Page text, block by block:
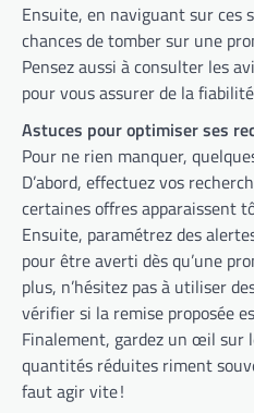
Ensuite, en naviguant sur ces
chances de tomber sur une
Pensez aussi à consulter les
pour vous assurer de la
Astuces pour optimiser ses
Pour ne rien manquer,
D’abord, effectuez vos
certaines offres apparaissent
Ensuite, paramétrez des
pour être averti dès qu’une
plus, n’hésitez pas à utiliser
vérifier si la remise proposée
Finalement, gardez un œil sur
quantités réduites riment
faut agir vite !